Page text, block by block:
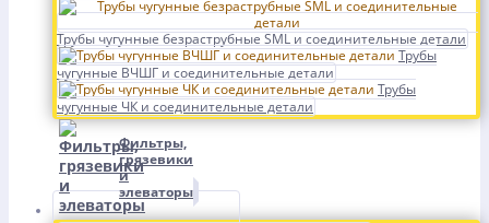
Трубы чугунные безраструбные SML и соединительные детали
Трубы
чугунные ВЧШГ и соединительные детали
Трубы
чугунные ЧК и соединительные детали
Фильтры,
грязевики
и
элеваторы